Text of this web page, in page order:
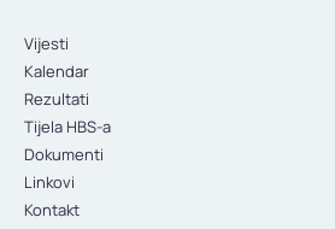
Vijesti
Kalendar
Rezultati
Tijela HBS-a
Dokumenti
Linkovi
Kontakt